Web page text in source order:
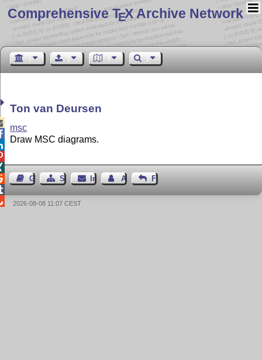
Comprehensive TEX Archive Network
Ton van Deursen
msc
Draw MSC diagrams.
GästebuchSeiten-Struktur
ImpressumAutor kontaktieren
Feedback
2026-08-08 11:07 CEST